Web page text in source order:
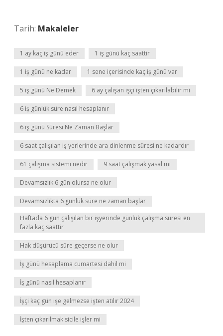
Tarih: Makaleler
1 ay kaç iş günü eder 1 iş günü kaç saattir
1 iş günü ne kadar 1 sene içerisinde kaç iş günü var
5 iş günü Ne Demek 6 ay çalışan işçi işten çıkarılabilir mi
6 iş günlük süre nasıl hesaplanır
6 iş günü Süresi Ne Zaman Başlar
6 saat çalışılan iş yerlerinde ara dinlenme süresi ne kadardır
61 çalışma sistemi nedir 9 saat çalışmak yasal mı
Devamsızlık 6 gün olursa ne olur
Devamsızlıkta 6 günlük süre ne zaman başlar
Haftada 6 gün çalışılan bir işyerinde günlük çalışma süresi en
fazla kaç saattir
Hak düşürücü süre geçerse ne olur
İş günü hesaplama cumartesi dahil mi
İş günü nasıl hesaplanır
İşçi kaç gün işe gelmezse işten atılır 2024
İşten çıkarılmak sicile işler mi